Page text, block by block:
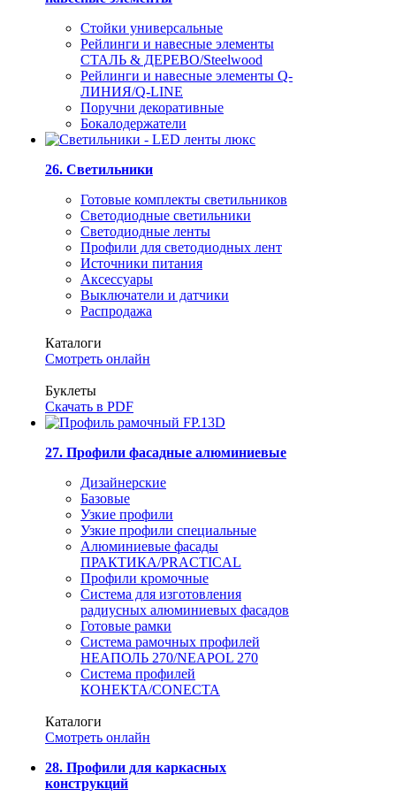
Стойки универсальные
Рейлинги и навесные элементы
СТАЛЬ & ДЕРЕВО/Steelwood
Рейлинги и навесные элементы Q-
ЛИНИЯ/Q-LINE
Поручни декоративные
Бокалодержатели
26. Светильники
Готовые комплекты светильников
Светодиодные светильники
Светодиодные ленты
Профили для светодиодных лент
Источники питания
Аксессуары
Выключатели и датчики
Распродажа
Каталоги
Смотреть онлайн
Буклеты
Скачать в PDF
27. Профили фасадные алюминиевые
Дизайнерские
Базовые
Узкие профили
Узкие профили специальные
Алюминиевые фасады
ПРАКТИКА/PRACTICAL
Профили кромочные
Система для изготовления
радиусных алюминиевых фасадов
Готовые рамки
Система рамочных профилей
НЕАПОЛЬ 270/NEAPOL 270
Система профилей
КОНЕКТА/CONECTA
Каталоги
Смотреть онлайн
28. Профили для каркасных
конструкций